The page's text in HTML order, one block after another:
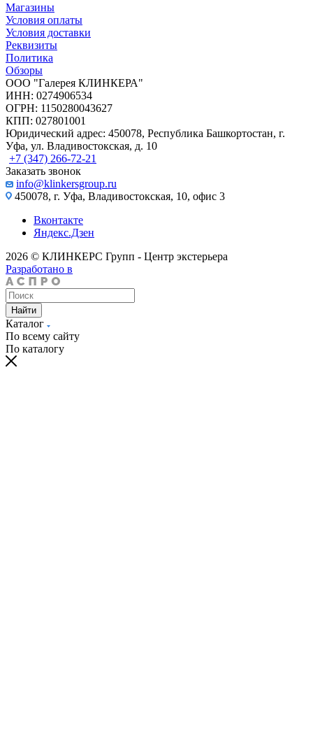
Магазины
Условия оплаты
Условия доставки
Реквизиты
Политика
Обзоры
ООО "Галерея КЛИНКЕРА"
ИНН: 0274906534
ОГРН: 1150280043627
КПП: 027801001
Юридический адрес: 450078, Республика Башкортостан, г.
Уфа, ул. Владивостокская, д. 10
+7 (347) 266-72-21
Заказать звонок
info@klinkersgroup.ru
450078, г. Уфа, Владивостокская, 10, офис 3
Вконтакте
Яндекс.Дзен
2026 © КЛИНКЕРС Групп - Центр экстерьера
Разработано в
Найти
Каталог
По всему сайту
По каталогу